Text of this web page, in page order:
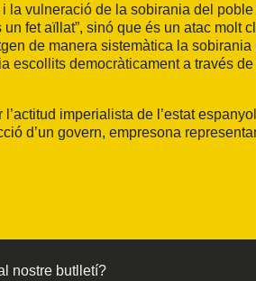
vulneració de la sobirania del poble
fet aïllat”, sinó que és un atac molt
de manera sistemàtica la
escollits democràticament a través de
imperialista de l’estat
d’un govern, empresona
nostre butlletí?